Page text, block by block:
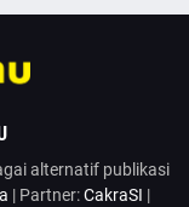
alternatif publikasi
| Partner:CakraSI |